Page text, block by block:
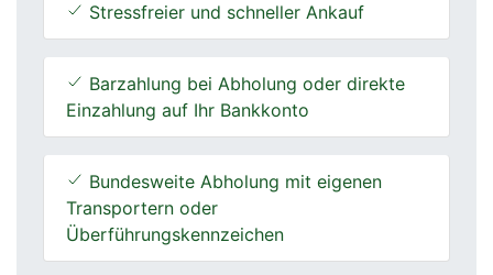
Stressfreier und schneller Ankauf
Barzahlung bei Abholung oder direkte
Einzahlung auf Ihr Bankkonto
Bundesweite Abholung mit eigenen
Transportern oder
Überführungskennzeichen